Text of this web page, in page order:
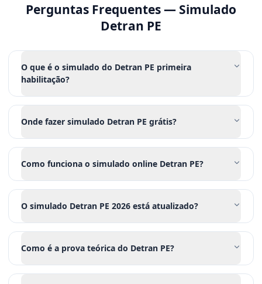
Perguntas Frequentes — Simulado
Detran PE
O que é o simulado do Detran PE primeira
habilitação?
Onde fazer simulado Detran PE grátis?
Como funciona o simulado online Detran PE?
O simulado Detran PE 2026 está atualizado?
Como é a prova teórica do Detran PE?